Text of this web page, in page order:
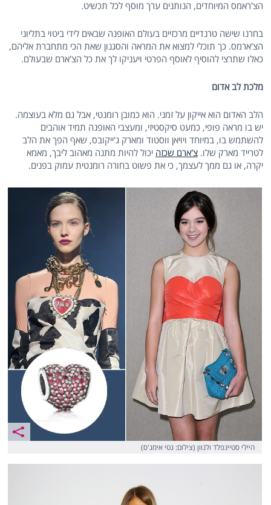
הצ'ראמס המיוחדים, הנותנים ערך מוסף לכל תכשיט.
בחרנו שישה טרנדיים מרכזיים בעולם האופנה שבאים לידי ביטוי בתליוני
הצ'ארמס. כך תוכלי למצוא את המראה והסגנון שאת הכי מתחברת אליהם,
כאלו שתרצי להוסיף לאוסף הפרטי ויעניקו לך את כל הצ'ארם שבעולם.
מלכת לב אדום
הלב האדום הוא אייקון על זמני. הוא כמובן רומנטי, אבל גם מלא בעוצמה.
יש בו מראה פופי, כמעט סיקסטיזי, ומעצבי האופנה תמיד אוהבים
להשתמש בו, במיוחד ויויאן ווסטוד ומארק ג'ייקובס, שאף הפך את הלב
לטרייד מארק שלו.צ'ארם שכזה יכול להיות מתנה מאהוב ליבך, מאמא
יקרה, או גם ממך לעצמך, כי את פשוט בחורה רומנטית עמוק בפנים.
היילי סטיינפלד ולנוון (צילום: גטי אימג'ס)